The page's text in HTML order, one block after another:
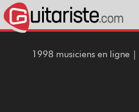
1998 musiciens en ligne |